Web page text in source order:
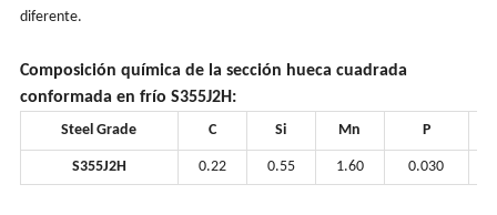
diferente.
Composición química de la sección hueca cuadrada
conformada en frío S355J2H:
Steel Grade C Si Mn P
S355J2H 0.22 0.55 1.60 0.030